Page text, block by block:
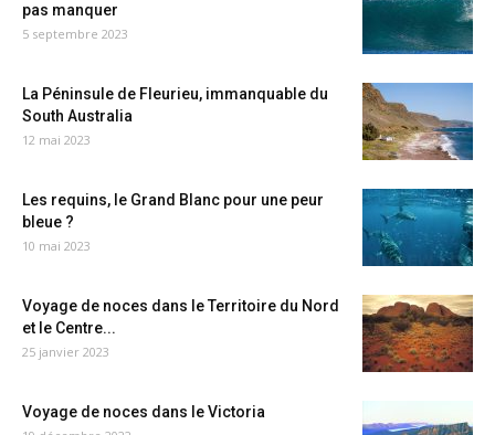
pas manquer
5 septembre 2023
La Péninsule de Fleurieu, immanquable du
South Australia
12 mai 2023
Les requins, le Grand Blanc pour une peur
bleue ?
10 mai 2023
Voyage de noces dans le Territoire du Nord
et le Centre...
25 janvier 2023
Voyage de noces dans le Victoria